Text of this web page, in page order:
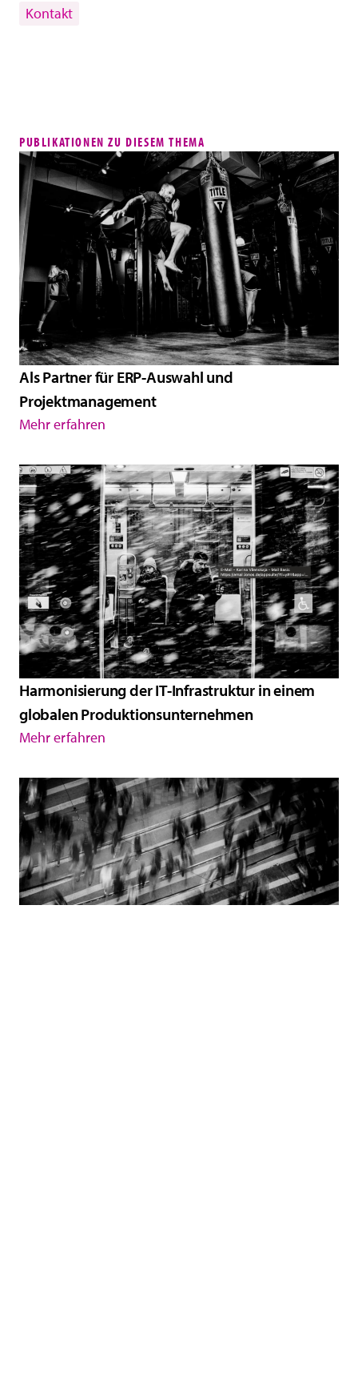
Kontakt
PUBLIKATIONEN ZU DIESEM THEMA
Als Partner für ERP-Auswahl und
Projektmanagement
Mehr erfahren
Harmonisierung der IT-Infrastruktur in einem
globalen Produktionsunternehmen
Mehr erfahren